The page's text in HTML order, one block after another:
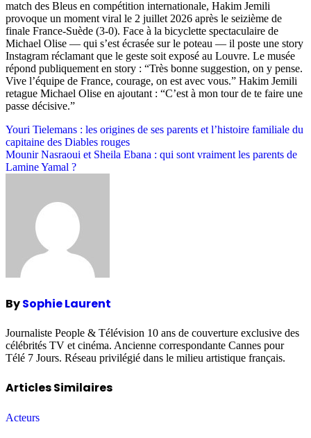
match des Bleus en compétition internationale, Hakim Jemili
provoque un moment viral le 2 juillet 2026 après le seizième de
finale France-Suède (3-0). Face à la bicyclette spectaculaire de
Michael Olise — qui s’est écrasée sur le poteau — il poste une story
Instagram réclamant que le geste soit exposé au Louvre. Le musée
répond publiquement en story : “Très bonne suggestion, on y pense.
Vive l’équipe de France, courage, on est avec vous.” Hakim Jemili
retague Michael Olise en ajoutant : “C’est à mon tour de te faire une
passe décisive.”
Post
navigation
Youri Tielemans : les origines de ses parents et l’histoire familiale du
capitaine des Diables rouges
Mounir Nasraoui et Sheila Ebana : qui sont vraiment les parents de
Lamine Yamal ?
BySophie Laurent
Journaliste People & Télévision 10 ans de couverture exclusive des
célébrités TV et cinéma. Ancienne correspondante Cannes pour
Télé 7 Jours. Réseau privilégié dans le milieu artistique français.
Articles Similaires
Acteurs